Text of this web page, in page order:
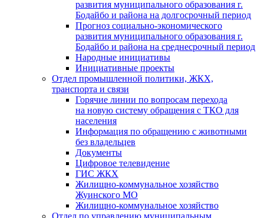
развития муниципального образования г.
Бодайбо и района на долгосрочный период
Прогноз социально-экономического
развития муниципального образования г.
Бодайбо и района на среднесрочный период
Народные инициативы
Инициативные проекты
Отдел промышленной политики, ЖКХ,
транспорта и связи
Горячие линии по вопросам перехода
на новую систему обращения с ТКО для
населения
Информация по обращению с животными
без владельцев
Документы
Цифровое телевидение
ГИС ЖКХ
Жилищно-коммунальное хозяйство
Жуинского МО
Жилищно-коммунальное хозяйство
Отдел по управлению муниципальным